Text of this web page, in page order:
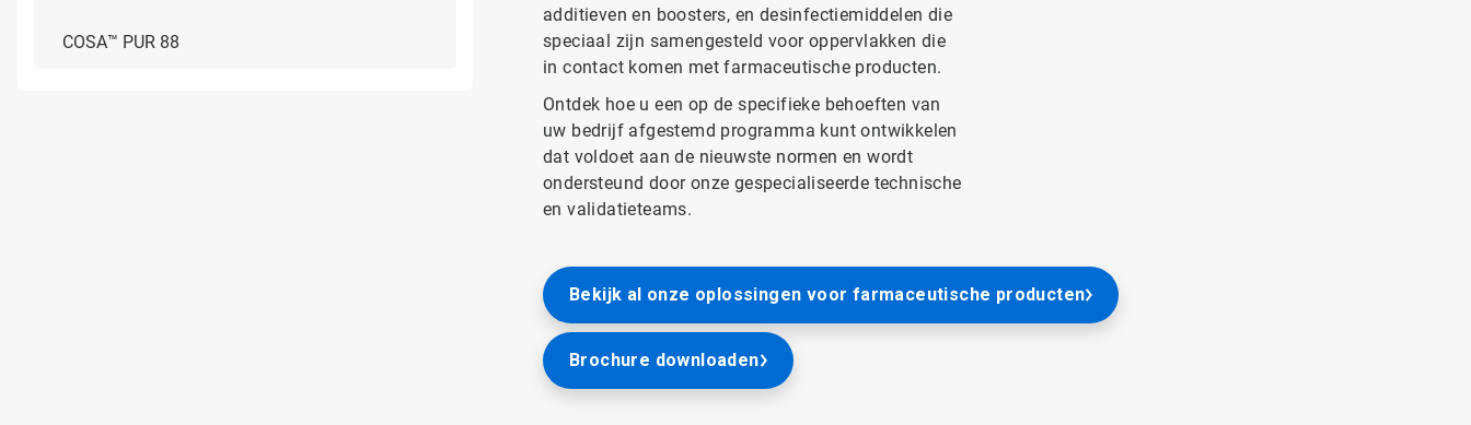
COSA™ PUR 88
additieven en boosters, en desinfectiemiddelen die
speciaal zijn samengesteld voor oppervlakken die
in contact komen met farmaceutische producten.
Ontdek hoe u een op de specifieke behoeften van
uw bedrijf afgestemd programma kunt ontwikkelen
dat voldoet aan de nieuwste normen en wordt
ondersteund door onze gespecialiseerde technische
en validatieteams.
Bekijk al onze oplossingen voor farmaceutische producten
Brochure downloaden